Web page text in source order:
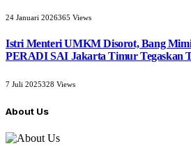
24 Januari 2026365 Views
Istri Menteri UMKM Disorot, Bang
PERADI SAI Jakarta Timur Tegaskan
7 Juli 2025328 Views
About Us